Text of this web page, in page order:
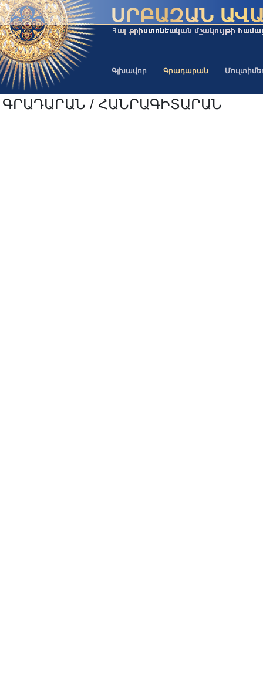
Գլխավոր Գրադարան
ԳՐԱԴԱՐԱՆ / ՀԱՆՐԱԳԻՏԱՐԱՆ